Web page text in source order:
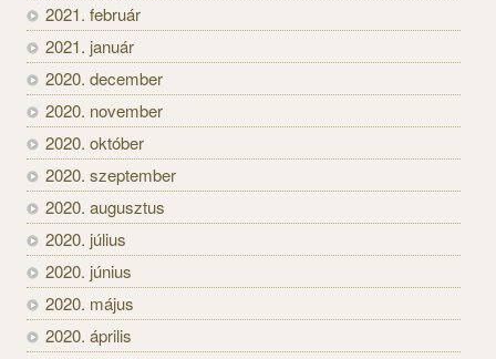
2021. február
2021. január
2020. december
2020. november
2020. október
2020. szeptember
2020. augusztus
2020. július
2020. június
2020. május
2020. április